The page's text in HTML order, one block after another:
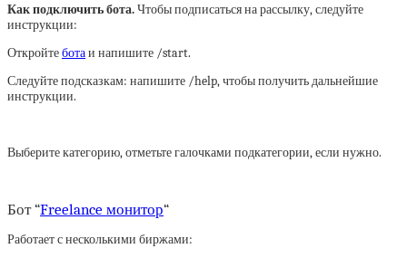
Как подключить бота.Чтобы подписаться на рассылку, следуйте
инструкции:
Откройтеботаи напишите /start.
Следуйте подсказкам: напишите /help, чтобы получить дальнейшие
инструкции.
Выберите категорию, отметьте галочками подкатегории, если нужно.
Бот “Freelance монитор“
Работает с несколькими биржами: